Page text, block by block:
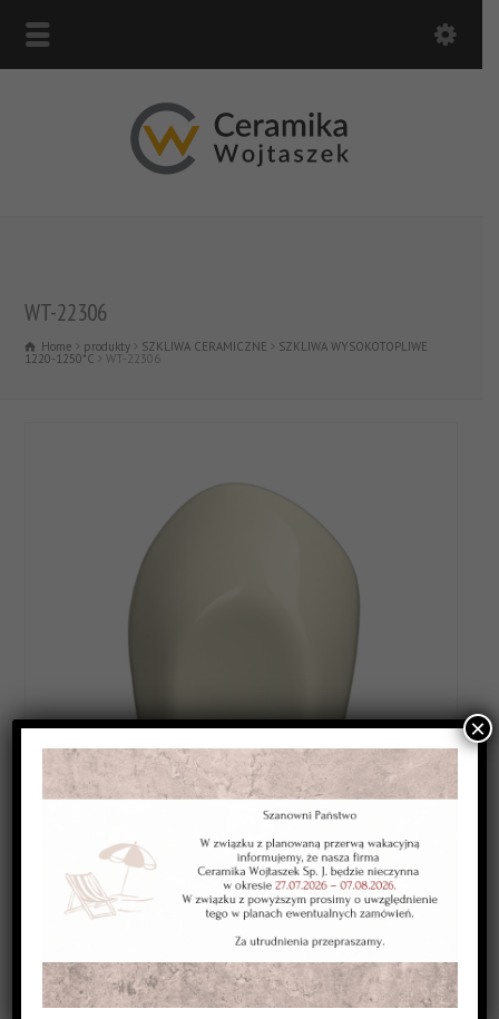
WT-22306
Home produkty SZKLIWA CERAMICZNE SZKLIWA WYSOKOTOPLIWE
1220-1250*C WT-22306
Category: SZKLIWA WYSOKOTOPLIWE 1220-1250*C
Kolor:kremowe ciemne
Typ:kryjące
Struktura Powierzchni:błyszczące i jednorodne
×